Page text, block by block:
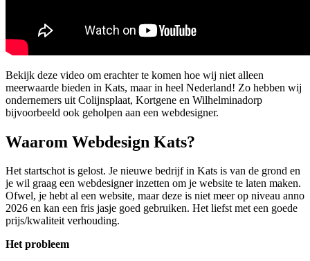
Bekijk deze video om erachter te komen hoe wij niet alleen
meerwaarde bieden in Kats, maar in heel Nederland! Zo hebben wij
ondernemers uit Colijnsplaat, Kortgene en Wilhelminadorp
bijvoorbeeld ook geholpen aan een webdesigner.
Waarom Webdesign Kats?
Het startschot is gelost. Je nieuwe bedrijf in Kats is van de grond en
je wil graag een webdesigner inzetten om je website te laten maken.
Ofwel, je hebt al een website, maar deze is niet meer op niveau anno
2026 en kan een fris jasje goed gebruiken. Het liefst met een goede
prijs/kwaliteit verhouding.
Het probleem